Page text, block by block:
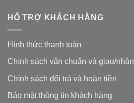
HỖ TRỢ KHÁCH HÀNG
Hình thức thanh toán
Chính sách vận chuẩn và giao/nhận
Chính sách đổi trả và hoàn tiền
Bảo mật thông tin khách hàng